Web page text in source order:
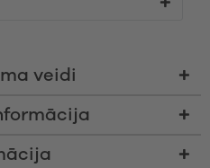
veidi